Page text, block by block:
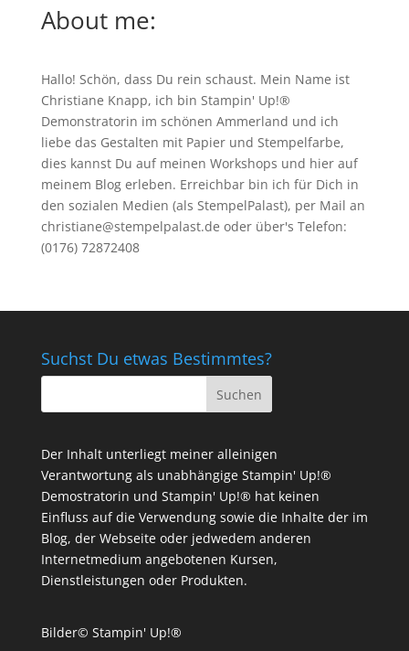
About me:
Hallo! Schön, dass Du rein schaust. Mein Name ist
Christiane Knapp, ich bin Stampin' Up!®
Demonstratorin im schönen Ammerland und ich
liebe das Gestalten mit Papier und Stempelfarbe,
dies kannst Du auf meinen Workshops und hier auf
meinem Blog erleben. Erreichbar bin ich für Dich in
den sozialen Medien (als StempelPalast), per Mail an
christiane@stempelpalast.de oder über's Telefon:
(0176) 72872408
Suchst Du etwas Bestimmtes?
Der Inhalt unterliegt meiner alleinigen
Verantwortung als unabhängige Stampin' Up!®
Demostratorin und Stampin' Up!® hat keinen
Einfluss auf die Verwendung sowie die Inhalte der im
Blog, der Webseite oder jedwedem anderen
Internetmedium angebotenen Kursen,
Dienstleistungen oder Produkten.
Bilder© Stampin' Up!®